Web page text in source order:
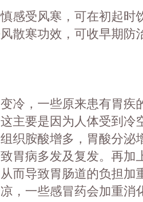
感受风寒，可在初起时
散寒功效，可收早期防
冷，一些原来患有胃疾
主要是因为人体受到冷
织胺酸增多，胃酸分泌
胃病多发及复发。再加
而导致胃肠道的负担加
，一些感冒药会加重消